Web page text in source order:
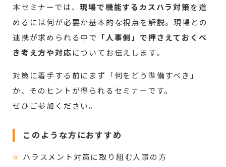
本セミナーでは、現場で機能するカスハラ対策を進
めるには何が必要か基本的な視点を解説。現場との
連携が求められる中で
「人事側」で押さえておくべ
き考え方や対応 についてお伝えします。
対策に着手する前にまず「何をどう準備すべき」
か、そのヒントが得られるセミナーです。
ぜひご参加ください。
このような方におすすめ
ハラスメント対策に取り組む人事の方